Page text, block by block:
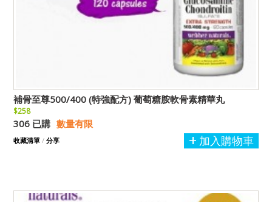
補骨至尊500/400 (特強配方) 葡萄糖胺軟骨素精華丸
$258
306 已購 數量有限
加入購物車
收藏清單 / 分享